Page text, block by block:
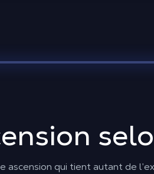
ascension qui tient autant de